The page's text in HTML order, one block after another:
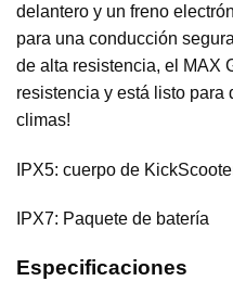
delantero y un freno
para una conducción
de alta resistencia, el MAX
resistencia y está listo
climas!
IPX5: cuerpo de
IPX7: Paquete de batería
Especificaciones